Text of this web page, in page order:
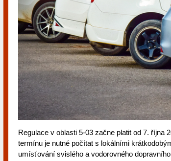
Regulace v oblasti 5-03 začne platit od 7. října
termínu je nutné počítat s lokálními
umísťování svislého a vodorovného